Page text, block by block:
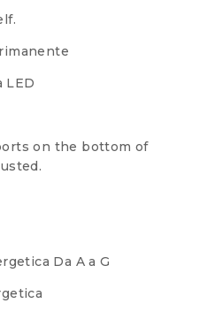
LED
on the bottom of
Da A a G